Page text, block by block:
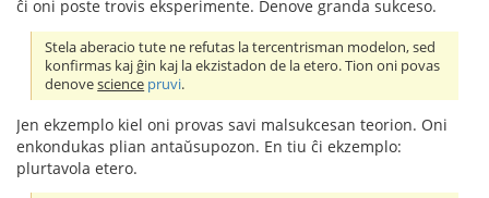
ĉi oni poste trovis eksperimente. Denove granda sukceso.
Stela aberacio tute ne refutas la tercentrisman modelon, sed
konfirmas kaj ĝin kaj la ekzistadon de la etero. Tion oni povas
denovescience pruvi.
Jen ekzemplo kiel oni provas savi malsukcesan teorion. Oni
enkondukas plian antaŭsupozon. En tiu ĉi ekzemplo:
plurtavola etero.